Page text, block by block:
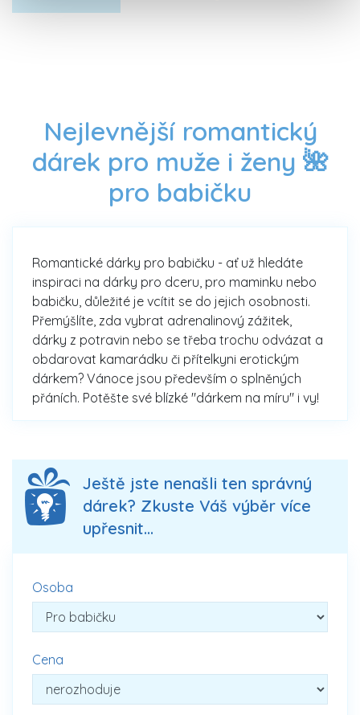
Nejlevnější romantický
dárek pro muže i ženy 🌺
pro babičku
Romantické dárky pro babičku - ať už hledáte
inspiraci na dárky pro dceru, pro maminku nebo
babičku, důležité je vcítit se do jejich osobnosti.
Přemýšlíte, zda vybrat adrenalinový zážitek,
dárky z potravin nebo se třeba trochu odvázat a
obdarovat kamarádku či přítelkyni erotickým
dárkem? Vánoce jsou především o splněných
přáních. Potěšte své blízké "dárkem na míru" i vy!
Ještě jste nenašli ten správný
dárek? Zkuste Váš výběr více
upřesnit...
Osoba
Cena